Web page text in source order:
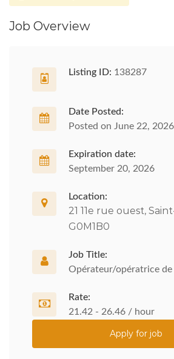
Job Overview
Listing ID: 138287
Date Posted:
Posted on June 22, 2026
Expiration date:
September 20, 2026
Location:
21 11e rue ouest,
G0M1B0
Job Title:
Opérateur/opératrice de
Rate:
21.42 - 26.46 / hour
Apply for job